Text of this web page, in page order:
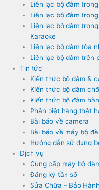
Liên lạc bộ đàm
Liên lạc bộ đàm
Liên lạc bộ đàm
Karaoke
Liên lạc bộ đàm tòa
Liên lạc bộ đàm trên
Tin tức
Kiến thức bộ đàm &
Kiến thức bộ đàm
Kiến thức bộ đàm
Phân biệt hàng thật
Bài báo về camera
Bài báo về máy bộ
Hướng dẫn sử dụng
Dịch vụ
Cung cấp máy bộ
Đăng ký tần số
Sửa Chữa – Bảo